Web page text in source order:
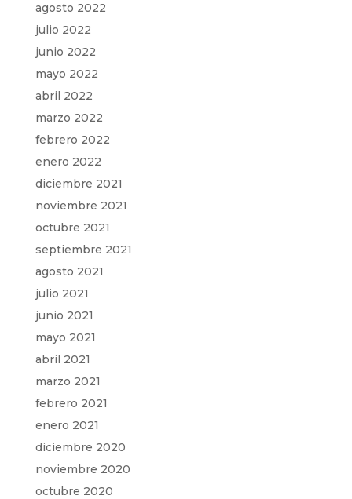
agosto 2022
julio 2022
junio 2022
mayo 2022
abril 2022
marzo 2022
febrero 2022
enero 2022
diciembre 2021
noviembre 2021
octubre 2021
septiembre 2021
agosto 2021
julio 2021
junio 2021
mayo 2021
abril 2021
marzo 2021
febrero 2021
enero 2021
diciembre 2020
noviembre 2020
octubre 2020